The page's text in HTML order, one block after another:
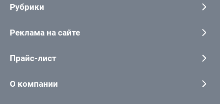
Рубрики
Реклама на сайте
Прайс-лист
О компании